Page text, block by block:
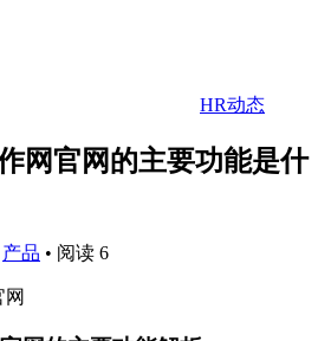
HR动态
网官网的主要功能是什
产品 • 阅读 6